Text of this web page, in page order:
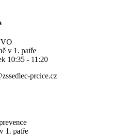
v 1. patře
10:35 - 11:20
prcice.cz
1. patře